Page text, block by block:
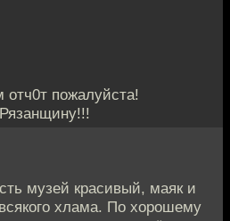
пожалуйста!
музей красивый, маяк и
хлама. По хорошему